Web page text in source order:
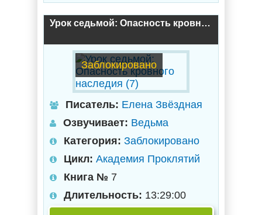
Урок седьмой: Опасность кровного наследия (7)
Заблокировано
Писатель: Елена Звёздная
Озвучивает: Ведьма
Категория: Заблокировано
Цикл: Академия Проклятий
Книга № 7
Длительность: 13:29:00